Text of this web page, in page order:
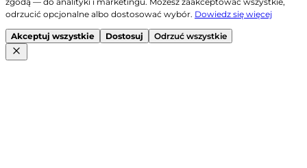
odrzucić opcjonalne albo dostosować wybór. Dowiedz się więcej
Akceptuj wszystkie Dostosuj Odrzuć wszystkie